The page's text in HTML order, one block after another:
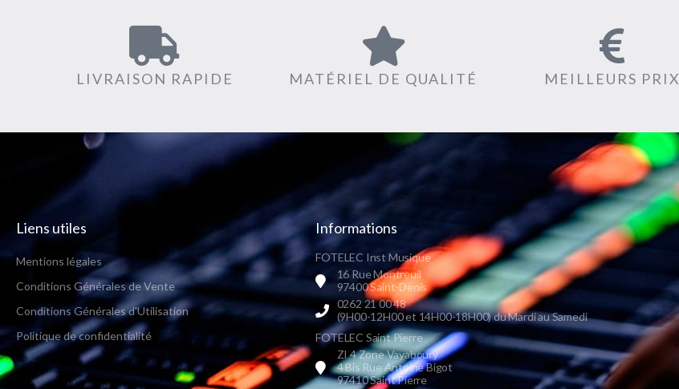
LIVRAISON RAPIDE MATÉRIEL DE QUALITÉ MEILLEURS PRIX
Liens utiles
Mentions légales
Conditions Générales de Vente
Conditions Générales d'Utilisation
Politique de confidentialité
Informations
FOTELEC Inst Musique
16 Rue Montreuil
97400 Saint-Denis
0262 21 00 48
(9H00-12H00 et 14H00-18H00) du Mardi au Samedi
FOTELEC Saint Pierre
ZI 4 Zone Vayaboury
4 Bis Rue Antoine Bigot
97410 Saint Pierre